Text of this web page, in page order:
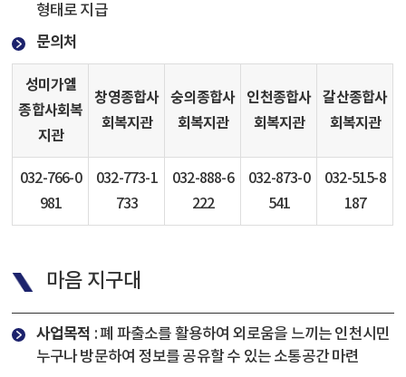
형태로 지급
문의처
성미가엘
종합사회복
지관
창영종합사
회복지관
숭의종합사
회복지관
인천종합사
회복지관
갈산종합사
회복지관
032-766-0
981
032-773-1
733
032-888-6
222
032-873-0
541
032-515-8
187
마음 지구대
사업목적 : 폐 파출소를 활용하여 외로움을 느끼는 인천시민
누구나 방문하여 정보를 공유할 수 있는 소통공간 마련